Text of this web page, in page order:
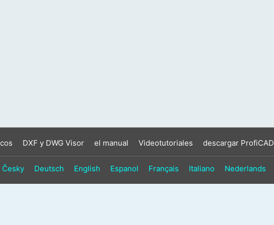
DXF y DWG Visor el manual Videotutoriales descargar ProfiCAD
Česky Deutsch English Espanol Français Italiano Nederlands